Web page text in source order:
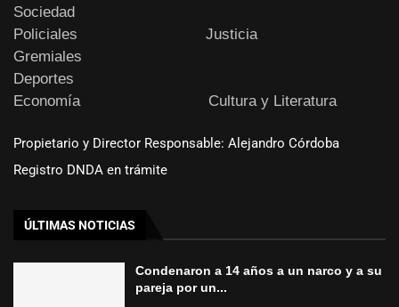
Sociedad
Policiales
Justicia
Gremiales
Deportes
Economía
Cultura y Literatura
Propietario y Director Responsable: Alejandro Córdoba
Registro DNDA en trámite
ÚLTIMAS NOTICIAS
Condenaron a 14 años a un narco y a su
pareja por un...